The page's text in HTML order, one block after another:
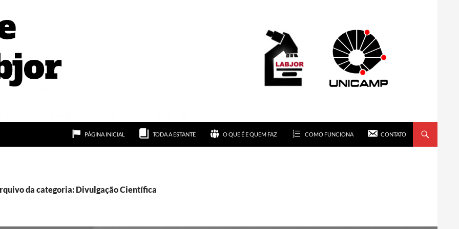
PÁGINA INICIAL TODA A ESTANTE O QUE É E QUEM FAZ COMO FUNCIONA CONTATO
da categoria: Divulgação Científica